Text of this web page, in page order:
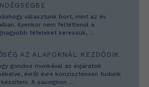
választunk bort, mint az év
Ilyenkor nem feltétlenül a
tételeket keressük, …
AZ ALAPOKNÁL KEZDŐDIK
gondos munkával az évjáratok
évről évre konzisztensen tudunk
A sauvignon …